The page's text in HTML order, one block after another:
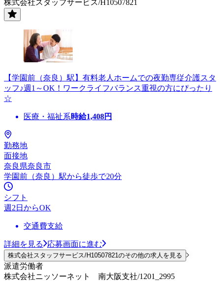
株式会社スタッフサービス/H10507821
【学園前（奈良）駅】有料老人ホームでの夜勤専従介護スタ
ッフ♪週1～OK！ワークライフバランス重視の方にぴったり
☆
医療・福祉系時給1,408円
勤務地
面接地
奈良県奈良市
学園前（奈良）駅から徒歩で20分
シフト
週2日からOK
交通費支給
詳細を見る 応募画面に進む
株式会社スタッフサービス/H10507821のその他の求人を見る
派遣労働者
株式会社ニッソーネット 南大阪支社/1201_2995